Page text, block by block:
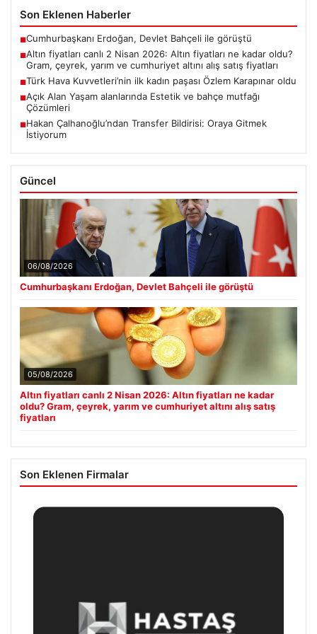
Son Eklenen Haberler
■Cumhurbaşkanı Erdoğan, Devlet Bahçeli ile görüştü
■Altın fiyatları canlı 2 Nisan 2026: Altın fiyatları ne kadar oldu?
Gram, çeyrek, yarım ve cumhuriyet altını alış satış fiyatları
■Türk Hava Kuvvetleri’nin ilk kadın paşası Özlem Karapınar oldu
■Açık Alan Yaşam alanlarında Estetik ve bahçe mutfağı
Çözümleri
■Hakan Çalhanoğlu’ndan Transfer Bildirisi: Oraya Gitmek
İstiyorum
Güncel
06/08/2026
Cumhurbaşkanı Erdoğan, Devlet Bahçeli ile görüştü
05/08/2026
Altın fiyatları canlı 2 Nisan 2026: Altın fiyatları ne kadar
oldu? Gram, çeyrek, yarım ve cumhuriyet altını alış satış
fiyatları
Son Eklenen Firmalar